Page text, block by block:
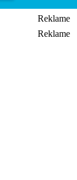
Reklame
Reklame